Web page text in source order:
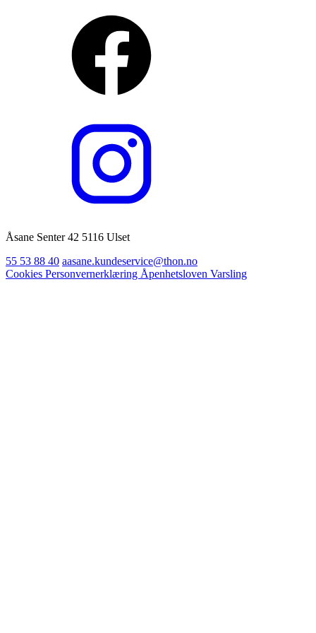
Åsane Senter 42 5116 Ulset
55 53 88 40 aasane.kundeservice@thon.no
Cookies Personvernerklæring Åpenhetsloven Varsling